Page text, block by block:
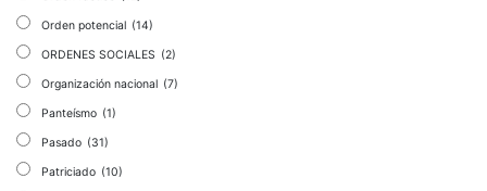
Orden potencial (14)
ORDENES SOCIALES (2)
Organización nacional (7)
Panteísmo (1)
Pasado (31)
Patriciado (10)